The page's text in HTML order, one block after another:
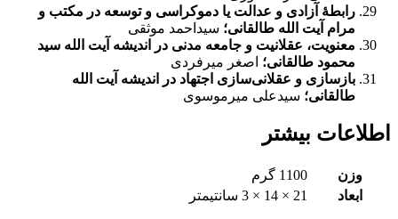
رابطۀ آزادی و عدالت یا دموکراسی و توسعه در مکتب و
مرام آیت ‏الله طالقانی؛ سیداحمد موثقی
معنویت، عقلانیت و جامعه مدنی در اندیشه آیت­ الله سید
محمود طالقانی؛ اصغر میرفردی
بازسازی و عقلانی‌سازی اجتهاد در اندیشه آیت ‏الله
طالقانی؛ سیدعلی میرموسوی
اطلاعات بیشتر
وزن
1100 گرم
ابعاد
21 × 14 × 3 سانتیمتر